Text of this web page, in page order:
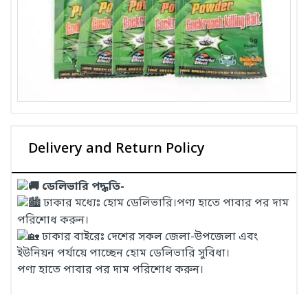
Delivery and Return Policy
ডেলিভারি পদ্ধতি-
ঢাকার মধ্যেঃ হোম ডেলিভারি।পণ্য হাতে পাবার পর দাম
পরিশোধ করুন।
ঢাকার বাইরেঃ দেশের সকল জেলা-উপজেলা এবং
ইউনিয়ন পর্যায়ে পাচ্ছেন হোম ডেলিভারি সুবিধা।
পণ্য হাতে পাবার পর দাম পরিশোধ করুন।